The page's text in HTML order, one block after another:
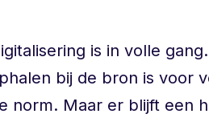
is in volle
bij de bron is voor
norm. Maar er blijft een